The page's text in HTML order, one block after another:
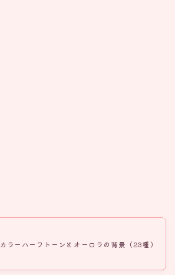
カラーハーフトーンとオーロラの背景（23種）